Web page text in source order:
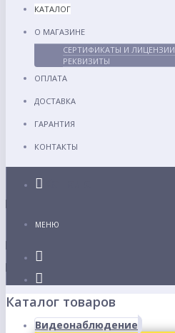
КАТАЛОГ
О МАГАЗИНЕ
СЕРТИФИКАТЫ И ЛИЦЕНЗИИ
РЕКВИЗИТЫ
ОПЛАТА
ДОСТАВКА
ГАРАНТИЯ
КОНТАКТЫ
МЕНЮ
Каталог товаров
Видеонаблюдение